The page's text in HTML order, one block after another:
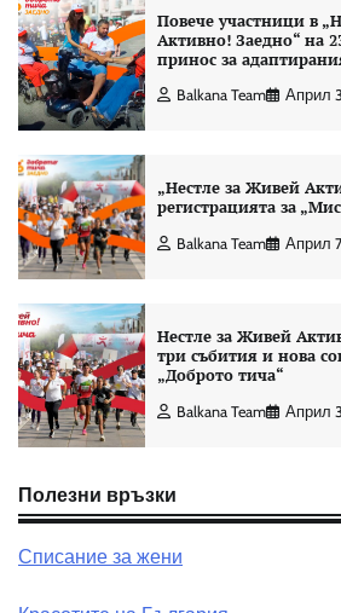
Повече участници в
Активно! Заедно“ на
принос за
Balkana Team Април
„Нестле за Живей
регистрацията за
Balkana Team Април
Нестле за Живей
три събития и нова
„Доброто тича“
Balkana Team Април
Полезни връзки
Списание за жени